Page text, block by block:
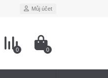
Můj účet
0 0